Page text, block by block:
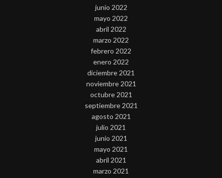
junio 2022
mayo 2022
abril 2022
marzo 2022
febrero 2022
enero 2022
diciembre 2021
noviembre 2021
octubre 2021
septiembre 2021
agosto 2021
julio 2021
junio 2021
mayo 2021
abril 2021
marzo 2021